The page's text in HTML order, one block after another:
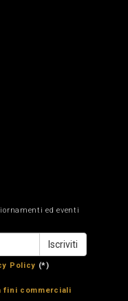
ed eventi
Policy (*)
fini commerciali